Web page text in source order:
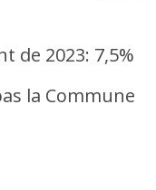
de 2023: 7,5%
la Commune